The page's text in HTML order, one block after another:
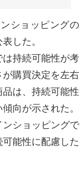
ショッピングの
した。
は持続可能性が考
購買決定を左右
は、持続可能性
向が示された。
ショッピングで
能性に配慮した